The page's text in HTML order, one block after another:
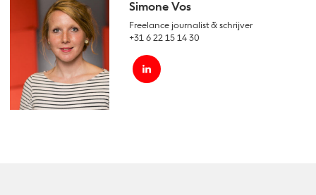
Simone Vos
Freelance journalist & schrijver
+31 6 22 15 14 30